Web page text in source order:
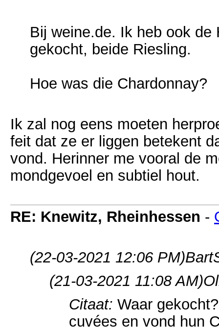
Bij weine.de. Ik heb ook de
gekocht, beide Riesling.
Hoe was die Chardonnay?
Ik zal nog eens moeten
feit dat ze er liggen betekent
vond. Herinner me vooral de
mondgevoel en subtiel hout.
RE: Knewitz, Rheinhessen -
(22-03-2021 12:06 PM)
(21-03-2021 11:08 AM)
Citaat: Waar
cuvées en vond hun